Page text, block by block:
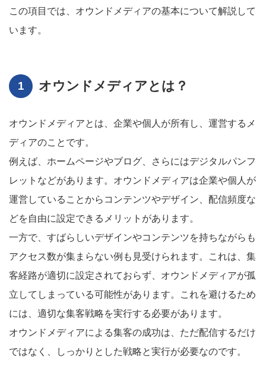
この項目では、オウンドメディアの基本について解説して
います。
オウンドメディアとは？
オウンドメディアとは、企業や個人が所有し、運営するメ
ディアのことです。
例えば、ホームページやブログ、さらにはデジタルパンフ
レットなどがあります。オウンドメディアは企業や個人が
運営していることからコンテンツやデザイン、配信頻度な
どを自由に設定できるメリットがあります。
一方で、すばらしいデザインやコンテンツを持ちながらも
アクセス数が集まらない例も見受けられます。これは、集
客経路が適切に設定されておらず、オウンドメディアが孤
立してしまっている可能性があります。これを避けるため
には、適切な集客戦略を実行する必要があります。
オウンドメディアによる集客の成功は、ただ配信するだけ
ではなく、しっかりとした戦略と実行が必要なのです。